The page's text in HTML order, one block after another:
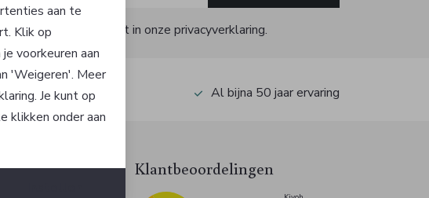
omgaan? Bekijk dit in onze privacyverklaring.
een 9,4 op Kiyoh Al bijna 50 jaar ervaring
Klantbeoordelingen
aan te
Klik op
voorkeuren aan
'Weigeren'. Meer
Je kunt op
klikken onder aan